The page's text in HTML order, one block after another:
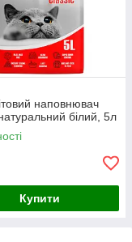
наповнювач
білий, 5л
Купити